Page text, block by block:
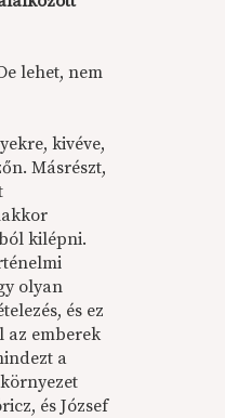
lehet, nem
kivéve,
Másrészt,
kilépni.
olyan
és ez
az emberek
a
és József